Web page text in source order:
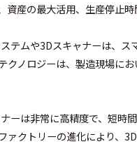
資産の最大活用、生産停止
テムや3Dスキャナーは、ス
クノロジーは、製造現場に
ーは非常に高精度で、短時
ァクトリーの進化により、